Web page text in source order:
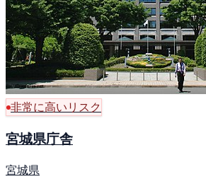
非常に高いリスク
宮城県庁舎
宮城県